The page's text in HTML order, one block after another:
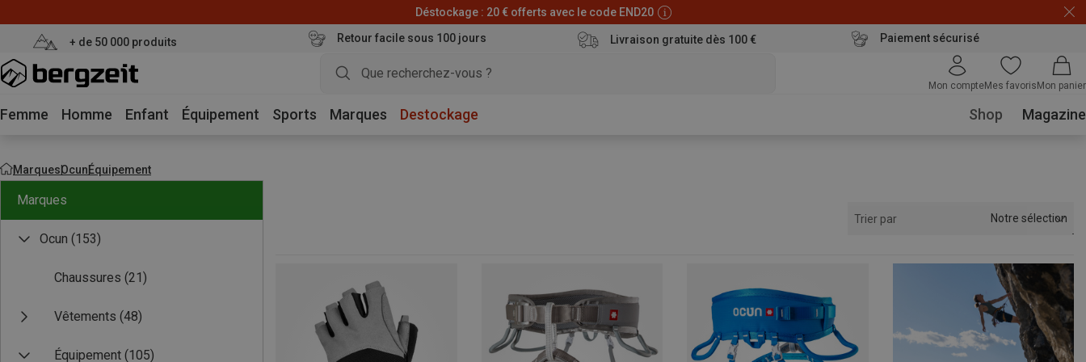
Déstockage : 20 € offerts avec le code END20
+ de 50 000 produits Retour facile sous 100 jours Livraison gratuite dès 100 € Paiement sécurisé
Mon compteMes favoris Mon panier
Femme Homme Enfant Équipement Sports Marques Destockage Shop Magazine
MarquesOcunÉquipement
Marques
Ocun (153)
Chaussures (21)
Vêtements (48)
Équipement (105)
Trier par Notre sélection